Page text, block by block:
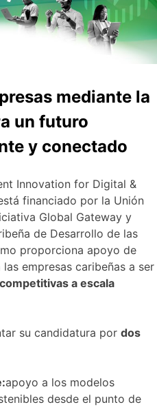
mediante la
un futuro
y conectado
Innovation for Digital &
financiado por la Unión
Global Gateway y
de Desarrollo de las
proporciona apoyo de
empresas caribeñas a ser
a escala
su candidatura por dos
apoyo a los modelos
desde el punto de